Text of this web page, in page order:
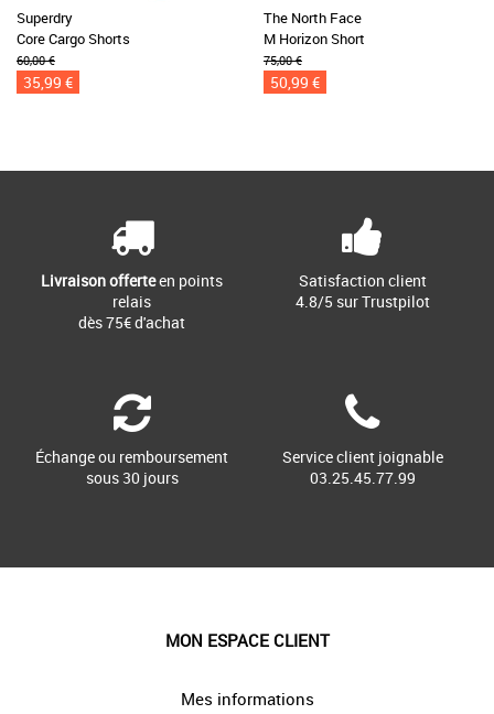
Superdry
Core Cargo Shorts
60,00 €
35,99 €
The North Face
M Horizon Short
75,00 €
50,99 €
Livraison offerteen points
relais
dès 75€ d'achat
Satisfaction client
4.8/5 sur Trustpilot
Échange ou remboursement
sous 30 jours
Service client joignable
03.25.45.77.99
MON ESPACE CLIENT
Mes informations